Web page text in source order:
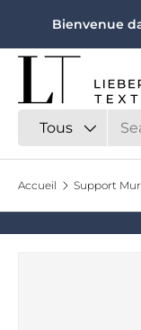
Aller au
Bienvenue
Recherche
Type de produit
Tous
Accueil Support